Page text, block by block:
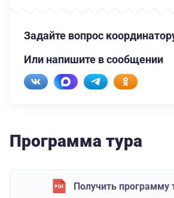
Задайте вопрос
Или напишите в сообщении
Программа тура
Получить программу